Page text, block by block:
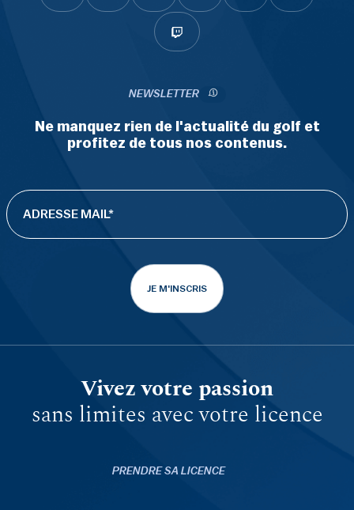
NEWSLETTER
Ne manquez rien de l'actualité du golf et
profitez de tous nos contenus.
JE M'INSCRIS
Vivez votre passion
sans limites avec votre licence
PRENDRE SA LICENCE